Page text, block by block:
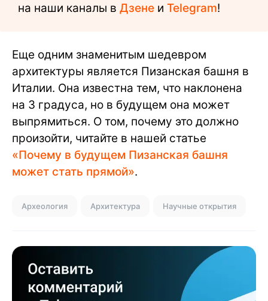
на наши каналы в Дзене и Telegram!
Еще одним знаменитым шедевром
архитектуры является Пизанская башня в
Италии. Она известна тем, что наклонена
на 3 градуса, но в будущем она может
выпрямиться. О том, почему это должно
произойти, читайте в нашей статье
«Почему в будущем Пизанская башня
может стать прямой».
Археология Архитектура Научные открытия